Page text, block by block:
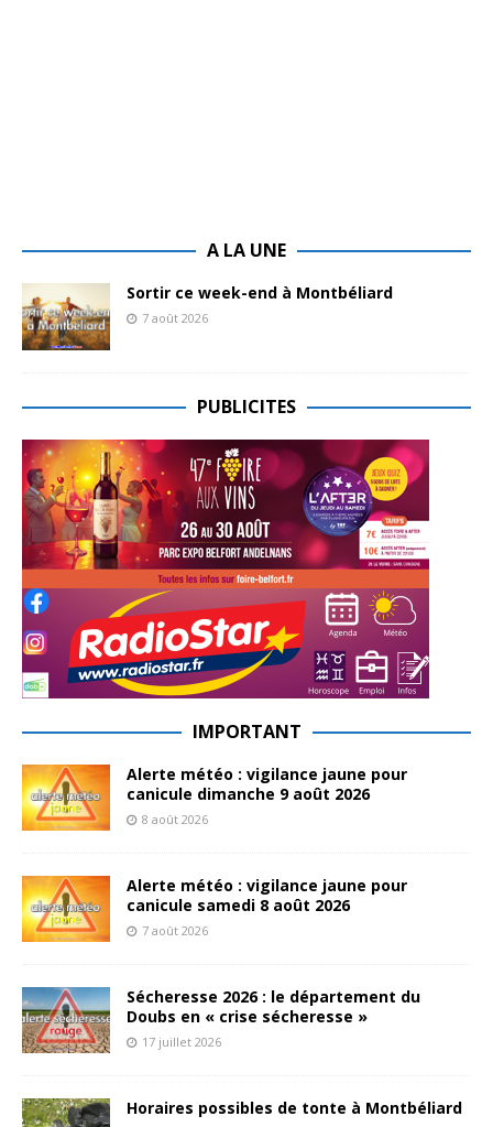
A LA UNE
Sortir ce week-end à Montbéliard
7 août 2026
PUBLICITES
IMPORTANT
Alerte météo : vigilance jaune pour
canicule dimanche 9 août 2026
8 août 2026
Alerte météo : vigilance jaune pour
canicule samedi 8 août 2026
7 août 2026
Sécheresse 2026 : le département du
Doubs en « crise sécheresse »
17 juillet 2026
Horaires possibles de tonte à Montbéliard